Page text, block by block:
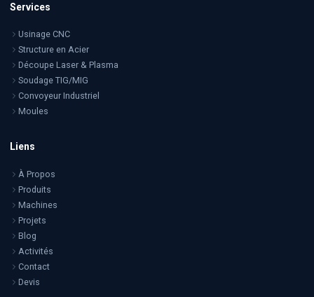
Services
Usinage CNC
Structure en Acier
Découpe Laser & Plasma
Soudage TIG/MIG
Convoyeur Industriel
Moules
Liens
À Propos
Produits
Machines
Projets
Blog
Activités
Contact
Devis